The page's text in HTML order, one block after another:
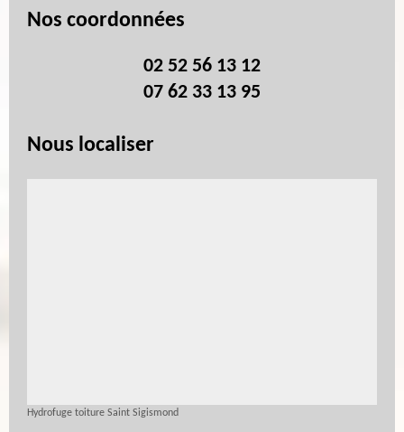
Nos coordonnées
02 52 56 13 12
07 62 33 13 95
Nous localiser
Hydrofuge toiture Saint Sigismond